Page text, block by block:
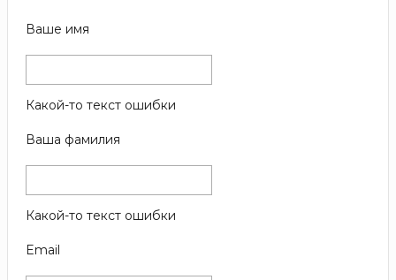
Ваше имя
Какой-то текст ошибки
Ваша фамилия
Какой-то текст ошибки
Email